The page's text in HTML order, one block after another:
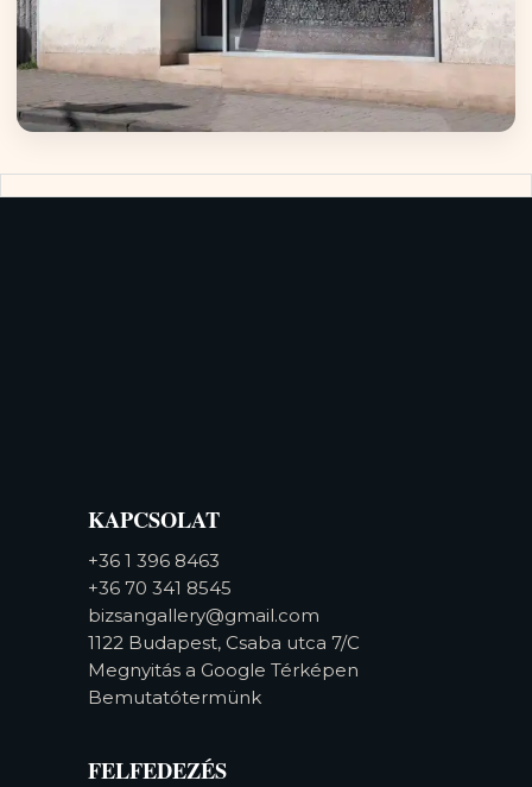
KAPCSOLAT
+36 1 396 8463
+36 70 341 8545
bizsangallery@gmail.com
1122 Budapest, Csaba utca 7/C
Megnyitás a Google Térképen
Bemutatótermünk
FELFEDEZÉS